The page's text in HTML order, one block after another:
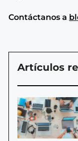
Contáctanos a
Artículos